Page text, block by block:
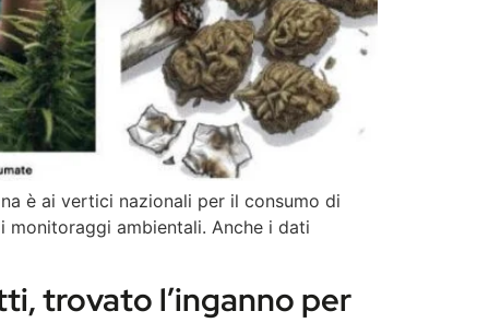
è ai vertici nazionali per il consumo di
monitoraggi ambientali. Anche i dati
trovato l’inganno per